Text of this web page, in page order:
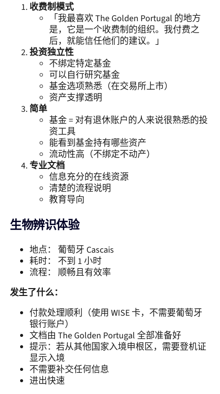
收费制模式
「我最喜欢 The Golden Portugal 的地方
是，它是一个收费制的组织。我付费之
后，就能信任他们的建议。」
投资独立性
不绑定特定基金
可以自行研究基金
基金选项熟悉（在交易所上市）
资产支撑透明
简单
基金 = 对有退休账户的人来说很熟悉的投
资工具
能看到基金持有哪些资产
流动性高（不绑定不动产）
专业文档
信息充分的在线资源
清楚的流程说明
教育导向
生物辨识体验
地点： 葡萄牙 Cascais
耗时： 不到 1 小时
流程： 顺畅且有效率
发生了什么：
付款处理顺利（使用 WISE 卡，不需要葡萄牙
银行账户）
文档由 The Golden Portugal 全部准备好
提示：若从其他国家入境申根区，需要登机证
显示入境
不需要补交任何信息
进出快速